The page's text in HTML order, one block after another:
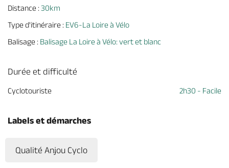
Distance :30km
Type d'itinéraire : EV6-La Loire à Vélo
Balisage : Balisage La Loire à Vélo: vert et blanc
Durée et difficulté
Cyclotouriste 2h30 - Facile
Labels et démarches
Qualité Anjou Cyclo